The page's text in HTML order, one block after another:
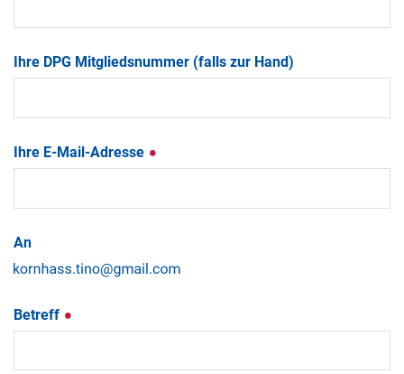
Ihre DPG Mitgliedsnummer (falls zur Hand)
Ihre E-Mail-Adresse
An
Betreff